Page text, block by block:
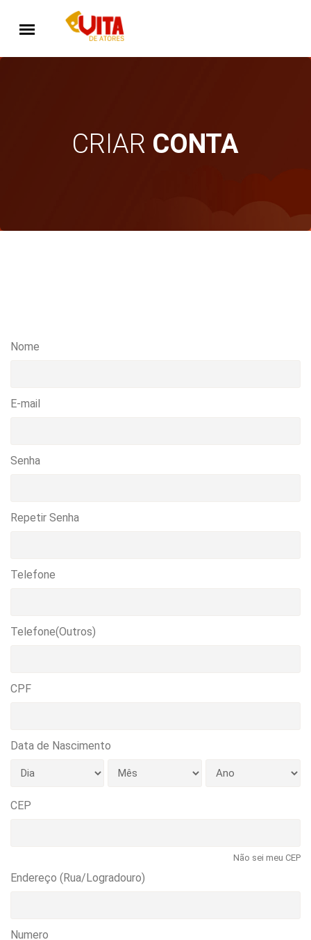
CRIAR CONTA
Nome
E-mail
Senha
Repetir Senha
Telefone
Telefone(Outros)
CPF
Data de Nascimento
CEP
Não sei meu CEP
Endereço (Rua/Logradouro)
Numero